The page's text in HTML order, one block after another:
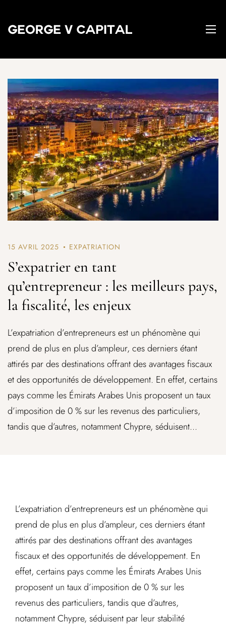
15 AVRIL 2025 EXPATRIATION
S’expatrier en tant
qu’entrepreneur : les meilleurs pays,
la fiscalité, les enjeux
L’expatriation d’entrepreneurs est un phénomène qui
prend de plus en plus d’ampleur, ces derniers étant
attirés par des destinations offrant des avantages fiscaux
et des opportunités de développement. En effet, certains
pays comme les Émirats Arabes Unis proposent un taux
d’imposition de 0 % sur les revenus des particuliers,
tandis que d’autres, notamment Chypre, séduisent...
L’expatriation d’entrepreneurs est un phénomène qui
prend de plus en plus d’ampleur, ces derniers étant
attirés par des destinations offrant des avantages
fiscaux et des opportunités de développement. En
effet, certains pays comme les Émirats Arabes Unis
proposent un taux d’imposition de 0 % sur les
revenus des particuliers, tandis que d’autres,
notamment Chypre, séduisent par leur stabilité